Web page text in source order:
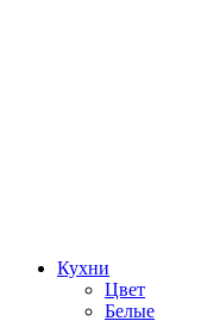
Кухни
Цвет
Белые